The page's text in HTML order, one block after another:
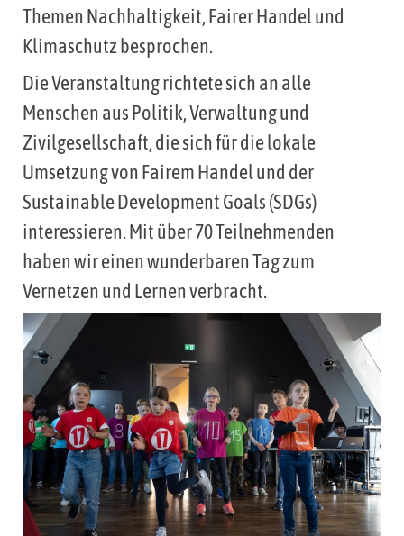
Themen Nachhaltigkeit, Fairer Handel und
Klimaschutz besprochen.
Die Veranstaltung richtete sich an alle
Menschen aus Politik, Verwaltung und
Zivilgesellschaft, die sich für die lokale
Umsetzung von Fairem Handel und der
Sustainable Development Goals (SDGs)
interessieren. Mit über 70 Teilnehmenden
haben wir einen wunderbaren Tag zum
Vernetzen und Lernen verbracht.